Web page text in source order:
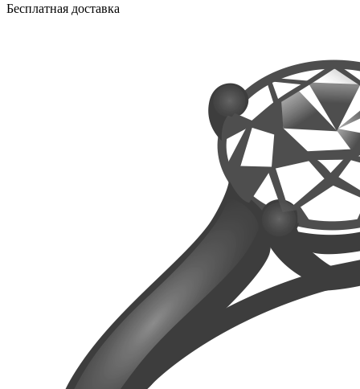
Бесплатная доставка